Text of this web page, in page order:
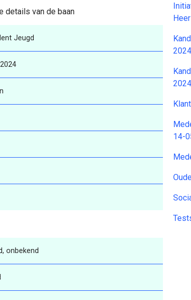
details van de baan
Jeugd
onbekend
2024
2024
14-